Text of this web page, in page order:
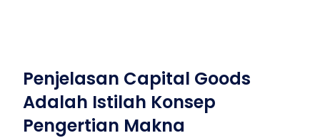
Penjelasan Capital Goods
Adalah Istilah Konsep
Pengertian Makna